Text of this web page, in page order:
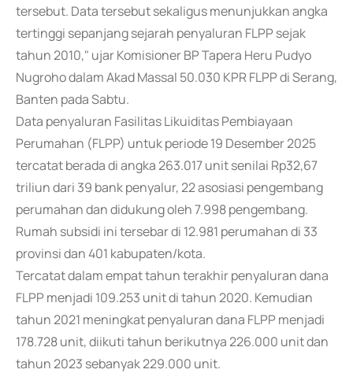
tersebut. Data tersebut sekaligus menunjukkan angka
tertinggi sepanjang sejarah penyaluran FLPP sejak
tahun 2010," ujar Komisioner BP Tapera Heru Pudyo
Nugroho dalam Akad Massal 50.030 KPR FLPP di Serang,
Banten pada Sabtu.
Data penyaluran Fasilitas Likuiditas Pembiayaan
Perumahan (FLPP) untuk periode 19 Desember 2025
tercatat berada di angka 263.017 unit senilai Rp32,67
triliun dari 39 bank penyalur, 22 asosiasi pengembang
perumahan dan didukung oleh 7.998 pengembang.
Rumah subsidi ini tersebar di 12.981 perumahan di 33
provinsi dan 401 kabupaten/kota.
Tercatat dalam empat tahun terakhir penyaluran dana
FLPP menjadi 109.253 unit di tahun 2020. Kemudian
tahun 2021 meningkat penyaluran dana FLPP menjadi
178.728 unit, diikuti tahun berikutnya 226.000 unit dan
tahun 2023 sebanyak 229.000 unit.